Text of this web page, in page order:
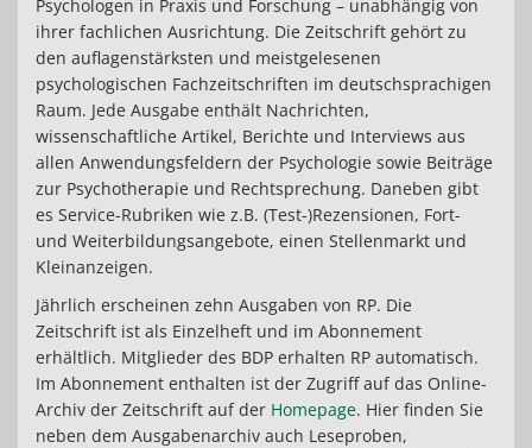
Psychologen in Praxis und Forschung – unabhängig von
ihrer fachlichen Ausrichtung. Die Zeitschrift gehört zu
den auflagenstärksten und meistgelesenen
psychologischen Fachzeitschriften im deutschsprachigen
Raum. Jede Ausgabe enthält Nachrichten,
wissenschaftliche Artikel, Berichte und Interviews aus
allen Anwendungsfeldern der Psychologie sowie Beiträge
zur Psychotherapie und Rechtsprechung. Daneben gibt
es Service-Rubriken wie z.B. (Test-)Rezensionen, Fort-
und Weiterbildungsangebote, einen Stellenmarkt und
Kleinanzeigen.
Jährlich erscheinen zehn Ausgaben von RP. Die
Zeitschrift ist als Einzelheft und im Abonnement
erhältlich. Mitglieder des BDP erhalten RP automatisch.
Im Abonnement enthalten ist der Zugriff auf das Online-
Archiv der Zeitschrift auf der Homepage. Hier finden Sie
neben dem Ausgabenarchiv auch Leseproben,